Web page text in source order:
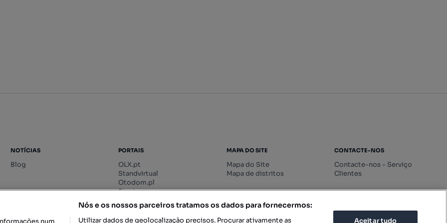
NOTÍCIAS
Blog
PORTAIS
OLX.pt
Standvirtual
Otodom.pl
Storia.ro
MAPA DO SITE
Mapa do Site
Mapa de distritos
CONTACTE-NOS
Contacte-nos - Serviço
Clientes
num
Nós e os nossos parceiros tratamos os dados para fornecermos:
Utilizar dados de geolocalização precisos. Procurar ativamente as Aceitar tudo